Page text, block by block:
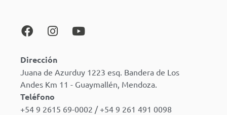
Dirección
Juana de Azurduy 1223 esq. Bandera de Los
Andes Km 11 - Guaymallén, Mendoza.
Teléfono
+54 9 2615 69-0002 / +54 9 261 491 0098